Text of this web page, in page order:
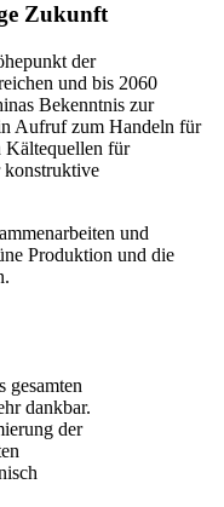
Zukunft
der
und bis 2060
Bekenntnis zur
Aufruf zum Handeln für
Kältequellen für
konstruktive
und
Produktion und die
gesamten
dankbar.
der